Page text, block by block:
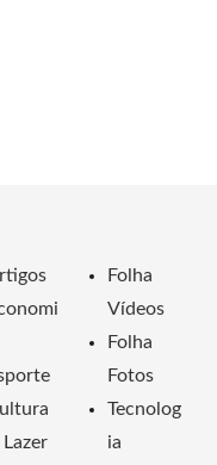
Folha
Vídeos
Folha
Fotos
Tecnolog
ia